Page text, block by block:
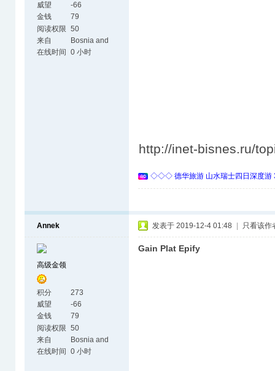
威望
-66
金钱
79
阅读权限 50
来自
Bosnia and
Herzegovina
在线时间 0 小时
http://inet-bisnes.ru/
◇◇◇ 德华旅游 山水瑞士四日深度
Annek
高级金领
积分
273
威望
-66
金钱
79
阅读权限 50
来自
Bosnia and
Herzegovina
在线时间 0 小时
发表于 2019-12-4 01:48 只看该作
Gain Plat Epify